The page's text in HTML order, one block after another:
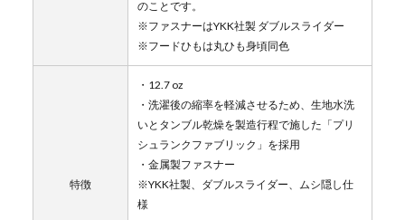
のことです。
※ファスナーはYKK社製 ダブルスライダー
※フードひもは丸ひも身頃同色
特徴
・12.7 oz
・洗濯後の縮率を軽減させるため、生地水洗
いとタンブル乾燥を製造行程で施した「プリ
シュランクファブリック」を採用
・金属製ファスナー
※YKK社製、ダブルスライダー、ムシ隠し仕
様